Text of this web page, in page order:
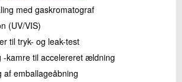
med gaskromatograf
(UV/VIS)
til tryk- og leak-test
-kamre til accelereret ældning
af emballageåbning